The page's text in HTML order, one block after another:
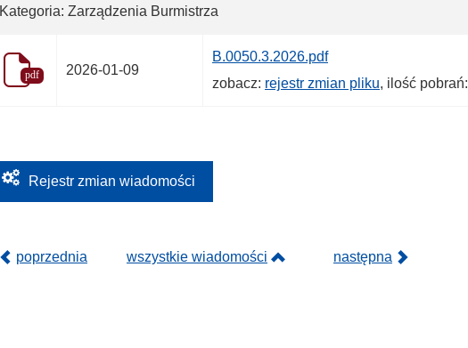
Kategoria: Zarządzenia Burmistrza
pdf 2026-01-09
B.0050.3.2026.pdf
zobacz: rejestr zmian pliku, ilość pobrań:
Rejestr zmian wiadomości
poprzednia wszystkie wiadomości następna